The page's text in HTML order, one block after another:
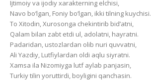
Ijtimoiy va ijodiy xarakterning elchisi,
Navo bo‘lgan, Foniy bo‘lgan, ikki tilning kuychisi.
To Xitodin, Xurosonga chekintirib bid’atni,
Qalam bilan zabt etdi ul, adolatni, hayratni.
Padaridan, ustozlardan olib nuri quvvatni,
Ali Yazdiy, Lutfiylardan oldi aqlu siyratni.
Xamsa ila Nizomiyga lutf aylab panjasin,
Turkiy tilin yoruttirdi, boyligini qanchasin.